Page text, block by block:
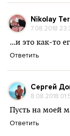
Nikolay
7.08.2018
...и это как-то
Ответить
Сергей
8.08.2018
Пусть на моей
Ответить